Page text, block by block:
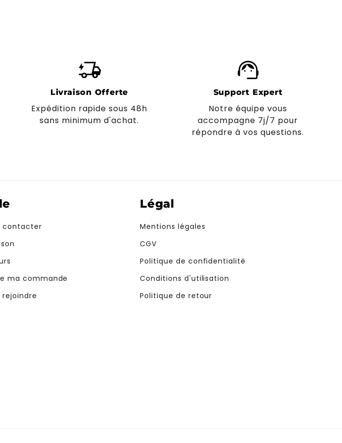
delivery_truck_bolt
Livraison Offerte
Expédition rapide sous 48h
sans minimum d'achat.
support_agent
Support Expert
Notre équipe vous
accompagne 7j/7 pour
répondre à vos questions.
contacter
ma commande
rejoindre
Légal
Mentions légales
CGV
Politique de confidentialité
Conditions d'utilisation
Politique de retour